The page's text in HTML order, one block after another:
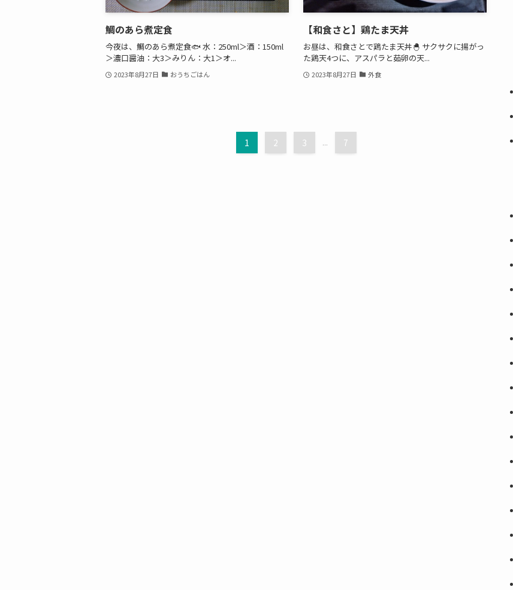
鯛のあら煮定食
今夜は、鯛のあら煮定食🐟 水：250ml＞酒：150ml
＞濃口醤油：大3＞みりん：大1＞オ...
2023年8月27日 おうちごはん
【和食さと】鶏たま天丼
お昼は、和食さとで鶏たま天丼🐣 サクサクに揚がっ
た鶏天4つに、アスパラと茹卵の天...
2023年8月27日 外食
1 2 3 ... 7